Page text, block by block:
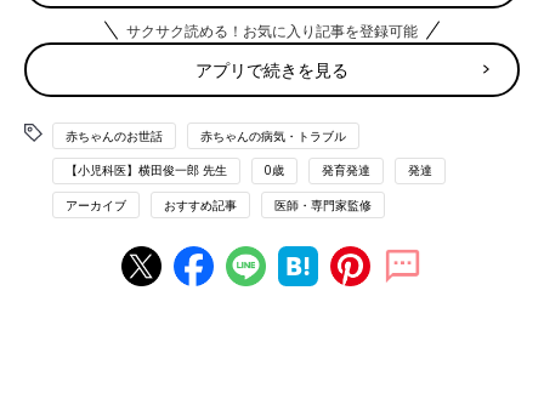
赤ちゃんの病気【柑皮症（かんぴしょう）】って？
柑皮症は、ママが食べた緑黄色野菜や柑橘類などの色素が母乳を
通して赤ちゃんに伝わり、赤ちゃんの皮膚が黄色くなる状態で
す。
これは病気ではありませんし、白目は黄色くならないので、黄疸
とは違うことがわかります。
サクサク読める！お気に入り記事を登録可能
アプリで続きを見る
赤ちゃんのお世話 赤ちゃんの病気・トラブル
【小児科医】横田俊一郎 先生 0歳 発育発達 発達
アーカイブ おすすめ記事 医師・専門家監修